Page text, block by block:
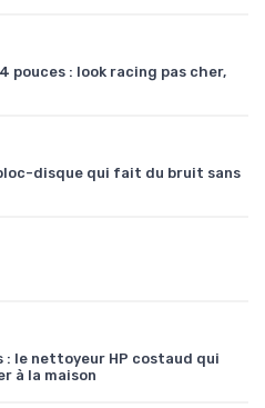
pouces : look racing pas cher,
disque qui fait du bruit sans
: le nettoyeur HP costaud qui
à la maison